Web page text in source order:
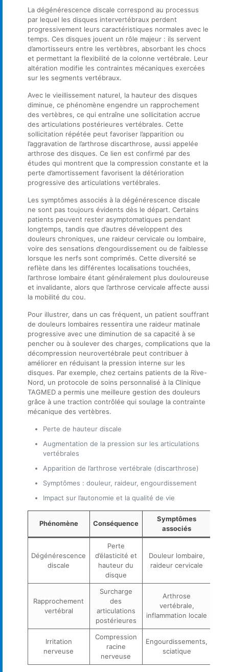
La dégénérescence discale correspond au processus
par lequel les disques intervertébraux perdent
progressivement leurs caractéristiques normales avec le
temps. Ces disques jouent un rôle majeur : ils servent
d’amortisseurs entre les vertèbres, absorbant les chocs
et permettant la flexibilité de la colonne vertébrale. Leur
altération modifie les contraintes mécaniques exercées
sur les segments vertébraux.
Avec le vieillissement naturel, la hauteur des disques
diminue, ce phénomène engendre un rapprochement
des vertèbres, ce qui entraîne une sollicitation accrue
des articulations postérieures vertébrales. Cette
sollicitation répétée peut favoriser l’apparition ou
l’aggravation de l’arthrose discarthrose, aussi appelée
arthrose des disques. Ce lien est confirmé par des
études qui montrent que la compression constante et la
perte d’amortissement favorisent la détérioration
progressive des articulations vertébrales.
Les symptômes associés à la dégénérescence discale
ne sont pas toujours évidents dès le départ. Certains
patients peuvent rester asymptomatiques pendant
longtemps, tandis que d’autres développent des
douleurs chroniques, une raideur cervicale ou lombaire,
voire des sensations d’engourdissement ou de faiblesse
lorsque les nerfs sont comprimés. Cette diversité se
reflète dans les différentes localisations touchées,
l’arthrose lombaire étant généralement plus douloureuse
et invalidante, alors que l’arthrose cervicale affecte aussi
la mobilité du cou.
Pour illustrer, dans un cas fréquent, un patient souffrant
de douleurs lombaires ressentira une raideur matinale
progressive avec une diminution de sa capacité à se
pencher ou à soulever des charges, complications que la
décompression neurovertébrale peut contribuer à
améliorer en réduisant la pression interne sur les
disques. Par exemple, chez certains patients de la Rive-
Nord, un protocole de soins personnalisé à la Clinique
TAGMED a permis une meilleure gestion des douleurs
grâce à une traction contrôlée qui soulage la contrainte
mécanique des vertèbres.
Perte de hauteur discale
Augmentation de la pression sur les articulations
vertébrales
Apparition de l’arthrose vertébrale (discarthrose)
Symptômes : douleur, raideur, engourdissement
Impact sur l’autonomie et la qualité de vie
Phénomène Conséquence
Symptômes
associés
Dégénérescence
discale
Perte
d’élasticité et
hauteur du
disque
Douleur lombaire,
raideur cervicale
Rapprochement
vertébral
Surcharge
des
articulations
postérieures
Arthrose
vertébrale,
inflammation locale
Irritation
nerveuse
Compression
racine
nerveuse
Engourdissements,
sciatique